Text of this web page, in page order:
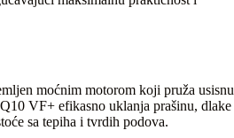
moćnim motorom koji pruža usisnu
VF+ efikasno uklanja prašinu, dlake
sa tepiha i tvrdih podova.